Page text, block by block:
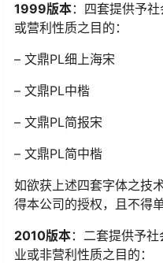
1999版本：四套提供予
或营利性质之目的：
– 文鼎PL细上海宋
– 文鼎PL中楷
– 文鼎PL简报宋
– 文鼎PL简中楷
如欲获上述四套字体之技
得本公司的授权，且不得
2010版本：二套提供予
业或非营利性质之目的：